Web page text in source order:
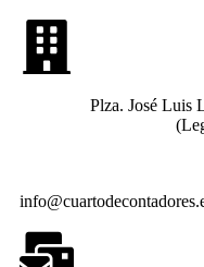
Plza. José Luis